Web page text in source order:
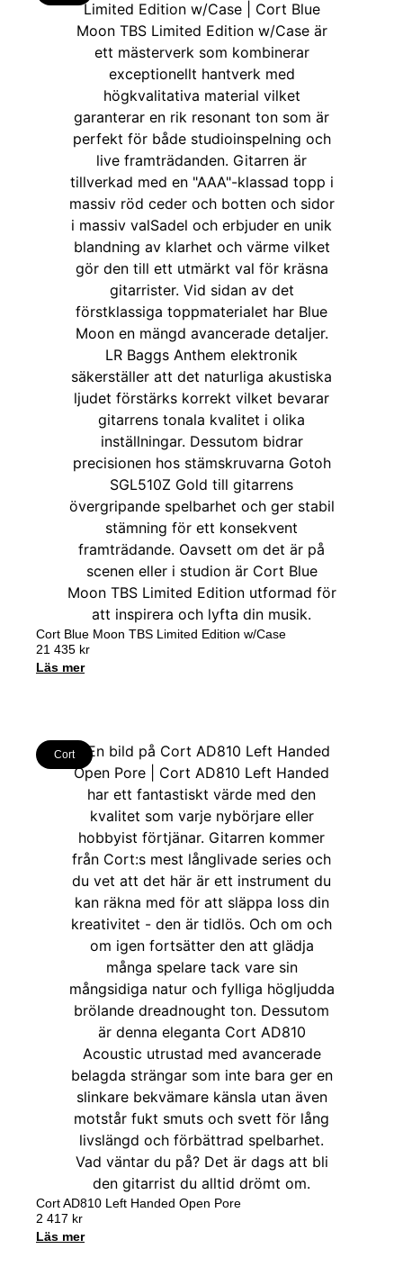
Cort Blue Moon TBS Limited Edition w/Case
21 435 kr
Läs mer
Cort
Cort AD810 Left Handed Open Pore
2 417 kr
Läs mer